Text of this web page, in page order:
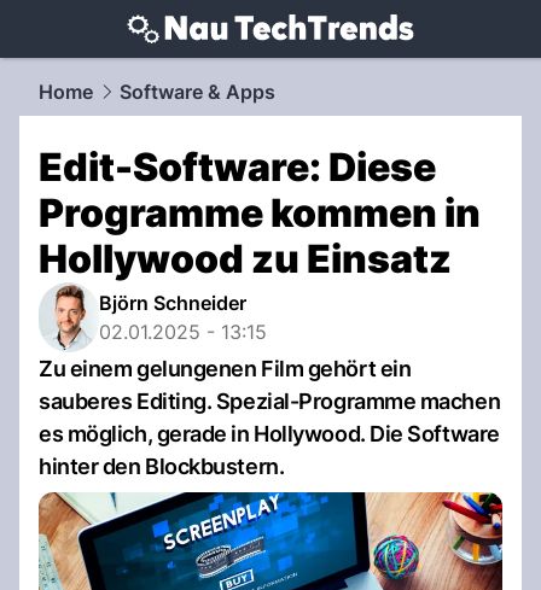
techtrends.NAU.ch
Home Software & Apps
Edit-Software: Diese
Programme kommen in
Hollywood zu Einsatz
Björn Schneider
02.01.2025 - 13:15
Zu einem gelungenen Film gehört ein
sauberes Editing. Spezial-Programme machen
es möglich, gerade in Hollywood. Die Software
hinter den Blockbustern.